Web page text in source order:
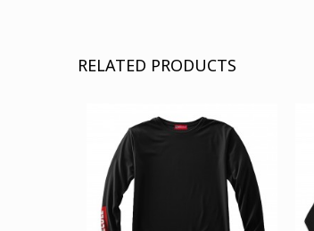
RELATED PRODUCTS